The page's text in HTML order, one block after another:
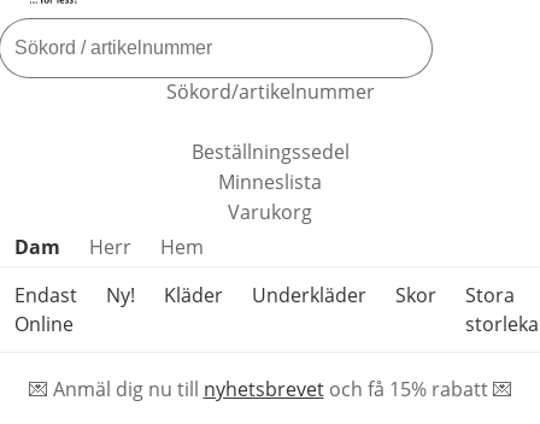
Sökord/artikelnummer
Beställningssedel
Minneslista
Varukorg
Hoppa över produktkategorier
Dam Herr
Hem
Endast
Online
Ny! Kläder Underkläder Skor
Stora
💌 Anmäl dig nu till nyhetsbrevetoch få 15% rabatt 💌